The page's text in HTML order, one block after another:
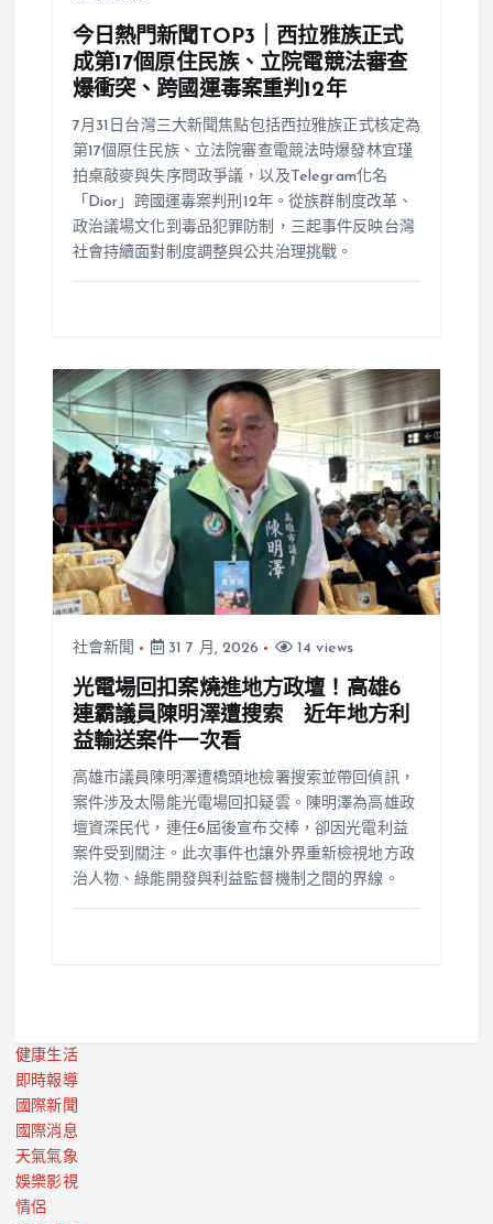
今日熱門新聞TOP3｜西拉雅族正式
成第17個原住民族、立院電競法審查
爆衝突、跨國運毒案重判12年
7月31日台灣三大新聞焦點包括西拉雅族正式核定為
第17個原住民族、立法院審查電競法時爆發林宜瑾
拍桌敲麥與失序問政爭議，以及Telegram化名
「Dior」跨國運毒案判刑12年。從族群制度改革、
政治議場文化到毒品犯罪防制，三起事件反映台灣
社會持續面對制度調整與公共治理挑戰。
社會新聞 31 7 月, 2026 14 views
光電場回扣案燒進地方政壇！高雄6
連霸議員陳明澤遭搜索 近年地方利
益輸送案件一次看
高雄市議員陳明澤遭橋頭地檢署搜索並帶回偵訊，
案件涉及太陽能光電場回扣疑雲。陳明澤為高雄政
壇資深民代，連任6屆後宣布交棒，卻因光電利益
案件受到關注。此次事件也讓外界重新檢視地方政
治人物、綠能開發與利益監督機制之間的界線。
健康生活
即時報導
國際新聞
國際消息
天氣氣象
娛樂影視
情侶